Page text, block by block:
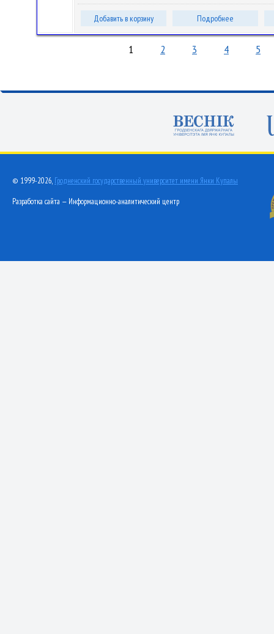
Добавить в корзину Подробнее
1 2 3 4 5
© 1999-2026, Гродненский государственный университет имени Янки Купалы
Разработка сайта — Информационно-аналитический центр